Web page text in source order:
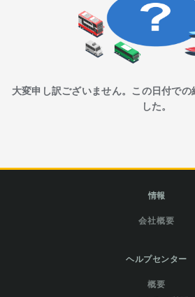
大変申し訳ございません。この日付で
した。
情報
会社概要
ヘルプセンター
概要